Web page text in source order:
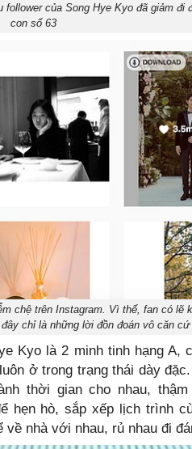
của Song Hye Kyo đã giảm đi
con số 63
chệ trên Instagram. Vì thế, fan có lẽ
chỉ là những lời đồn đoán vô căn cứ
Kyo là 2 minh tinh hạng A,
ở trong trạng thái dày
thời gian cho nhau,
hẹn hò, sắp xếp lịch trình
về nhà với nhau, rủ nhau đi